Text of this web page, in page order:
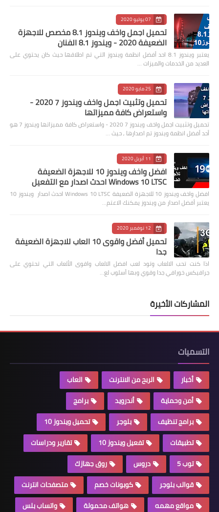
07 يوليو 2020
تحميل اجمل واخف ويندوز 8.1 مخصص للاجهزة
الضعيفة 2020 - ويندوز 8.1 الفنان
يعتبر ويندوز 8.1 احد أفضل انظمة ويندوز التي تم اطلاقها حيث كان يحتوي على
العديد من الخدمات والميزات …
25 مايو 2020
تحميل وتثبيت اجمل واخف ويندوز 7 2020 -
واستعراض كافة مميزاتها
تحميل وتثبيت اجمل واخف ويندوز 7 2020 - واستعراض كافة مميزاتها ويندوز 7 هو
أحد أفضل انظمة ويندوز تم اصدارها , حيث …
11 أبريل 2020
افضل واخف ويندوز 10 للاجهزة الضعيفة
Windows 10 LTSC احدث اصدار مع التفعيل
افضل واخف ويندوز 10 للاجهزة الضعيفة Windows 10 LTSC احدث اصدار ويندوز 10
يعتبر أفضل اصدار من ويندوز يمكنك الاعتم…
12 نوفمبر 2020
تحميل أفضل واقوى 10 العاب للاجهزة الضعيفة
جدا
اذا كنت تحب الالعاب وتود لعب افضل الالعاب واقوى الألعاب التي تحتوي على
جرافيكس خورافي جدا وقوي وبها أسلوب لع…
المشاركات الأخيرة
التسميات
أخبار الربح من الانترنت
العاب
أمن وحماية
أندرويد
برامج
برامج تنظيف
بلوجر
تحميل ويندوز 10
تطبيقات
تفعيل ويندوز 10
تقارير ودراسات
توب 5
دروس
روق جهازك
قوالب بلوجر
كوبونات خصم
متصفحات انترنت
مواقع مهمه
هواتف محمولة واتساب بلس